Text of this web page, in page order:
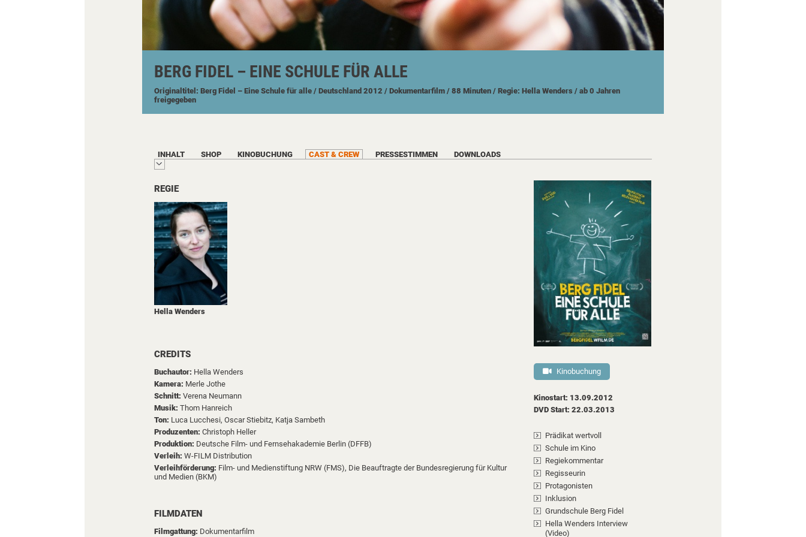
BERG FIDEL – EINE SCHULE FÜR ALLE
Originaltitel: Berg Fidel – Eine Schule für alle / Deutschland 2012 / Dokumentarfilm / 88 Minuten / Regie: Hella Wenders / ab 0 Jahren
freigegeben
INHALT SHOP KINOBUCHUNG CAST & CREW PRESSESTIMMEN DOWNLOADS
Kinobuchung
Kinostart: 13.09.2012
DVD Start: 22.03.2013
Prädikat wertvoll
Schule im Kino
Regiekommentar
Regisseurin
Protagonisten
Inklusion
Grundschule Berg Fidel
Hella Wenders Interview
(Video)
REGIE
Hella Wenders
CREDITS
Buchautor: Hella Wenders
Kamera: Merle Jothe
Schnitt: Verena Neumann
Musik: Thom Hanreich
Ton: Luca Lucchesi, Oscar Stiebitz, Katja Sambeth
Produzenten: Christoph Heller
Produktion: Deutsche Film- und Fernsehakademie Berlin (DFFB)
Verleih: W-FILM Distribution
Verleihförderung: Film- und Medienstiftung NRW (FMS), Die Beauftragte der Bundesregierung für Kultur
und Medien (BKM)
FILMDATEN
Filmgattung: Dokumentarfilm